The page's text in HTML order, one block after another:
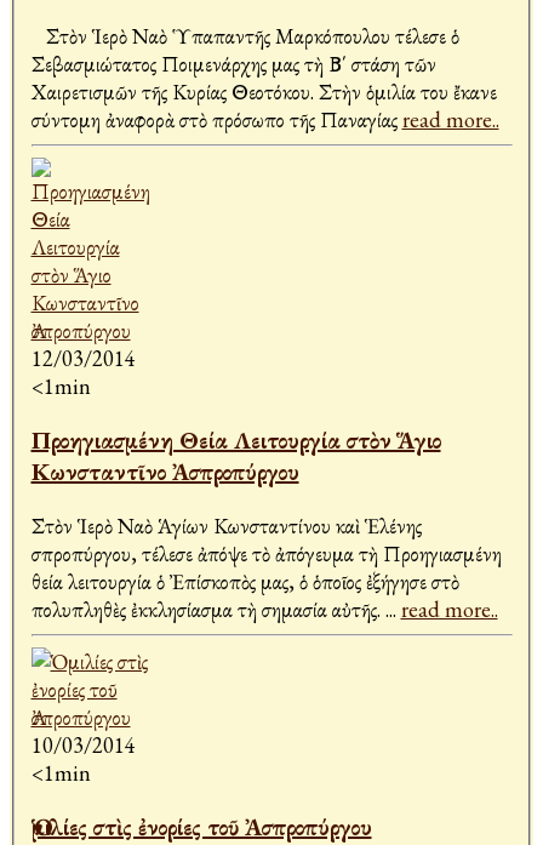
Στὸν Ἱερὸ Ναὸ Ὑπαπαντῆς Μαρκόπουλου τέλεσε ὁ
Σεβασμιώτατος Ποιμενάρχης μας τὴ Β΄ στάση τῶν
Χαιρετισμῶν τῆς Κυρίας Θεοτόκου. Στὴν ὁμιλία του ἔκανε
σύντομη ἀναφορὰ στὸ πρόσωπο τῆς Παναγίαςread more..
12/03/2014
<1min
Προηγιασμένη Θεία Λειτουργία στὸν Ἅγιο
Κωνσταντῖνο Ἀσπροπύργου
Στὸν Ἱερὸ Ναὸ Ἁγίων Κωνσταντίνου καὶ Ἑλένης
Ἀσπροπύργου, τέλεσε ἀπόψε τὸ ἀπόγευμα τὴ Προηγιασμένη
θεία λειτουργία ὁ Ἐπίσκοπὸς μας, ὁ ὁποῖος ἐξήγησε στὸ
πολυπληθὲς ἐκκλησίασμα τὴ σημασία αὐτῆς. ... read more..
10/03/2014
<1min
Ὁμιλίες στὶς ἐνορίες τοῦ Ἀσπροπύργου